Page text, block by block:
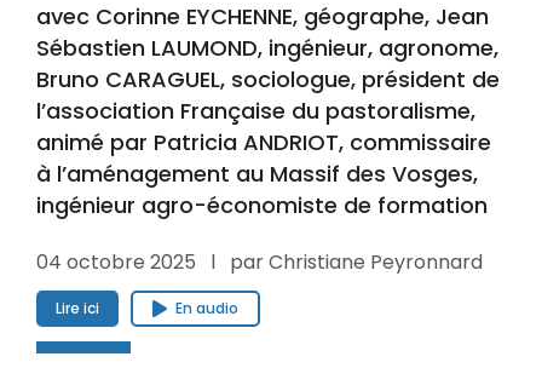
avec Corinne EYCHENNE, géographe, Jean
Sébastien LAUMOND, ingénieur, agronome,
Bruno CARAGUEL, sociologue, président de
l’association Française du pastoralisme,
animé par Patricia ANDRIOT, commissaire
à l’aménagement au Massif des Vosges,
ingénieur agro-économiste de formation
04 octobre 2025 l par Christiane Peyronnard
Lire ici En audio